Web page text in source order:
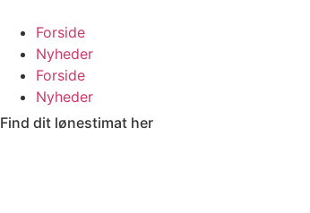
indhold
Forside
Nyheder
Forside
Nyheder
Find dit lønestimat her